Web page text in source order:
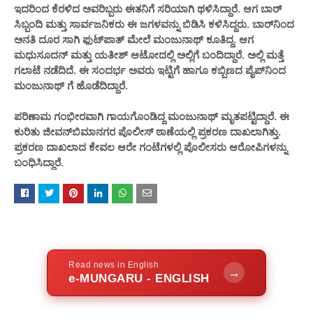
ಇದರಿಂದ ಕೆರಳಿದ ಅವರಿಬ್ಬರು ಈತನಿಗೆ ಸರಿಯಾಗಿ ಥಳಿಸಿದ್ದಾರೆ. ಆಗ ಬಾರ್
ಸಿಬ್ಬಂದಿ ಮತ್ತು ಸಾರ್ವಜನಿಕರು ಈ ಜಗಳವನ್ನು ಬಿಡಿಸಿ ಕಳಿಸಿದ್ದರು. ಬಾರ್​ನಿಂದ
ಅನತಿ ದೂರ ಸಾಗಿ ಫುಟ್​ಪಾತ್ ಮೇಲೆ ಮಂಜುನಾಥ್ ಕೂತಿದ್ದ. ಆಗ
ಮಧುಸೂದನ್ ಮತ್ತು ಯತೀಶ್​ ಆಟೋದಲ್ಲಿ ಅಲ್ಲಿಗೆ ಬಂದಿದ್ದಾರೆ. ಅಲ್ಲಿ ಮತ್ತೆ
ಗಲಾಟೆ ನಡೆದಿದೆ. ಈ ಸಂದರ್ಭ ಅವರು ಇಟ್ಟಿಗೆ ಹಾಗೂ ಕಬ್ಬಿಣದ ಪೈಪ್​ನಿಂದ
ಮಂಜುನಾಥ್ ಗೆ ಹೊಡೆದಿದ್ದಾರೆ.
ಪರಿಣಾಮ ಗಂಭೀರವಾಗಿ ಗಾಯಗೊಂಡಿದ್ದ ಮಂಜುನಾಥ್ ಮೃತಪಟ್ಟಿದ್ದಾರೆ. ಈ
ಕುರಿತು ಜೀವನ್​ಬಿಮಾನಗರ ಪೊಲೀಸ್ ಠಾಣೆಯಲ್ಲಿ ಪ್ರಕರಣ ದಾಖಲಾಗಿತ್ತು.
ಪ್ರಕರಣ ದಾಖಲಾದ ಕೇವಲ ಆರೇ ಗಂಟೆಗಳಲ್ಲಿ ಪೊಲೀಸರು ಆರೋಪಿಗಳನ್ನು
ಬಂಧಿಸಿದ್ದಾರೆ.
Read news in English
e-MUNGARU - ENGLISH →